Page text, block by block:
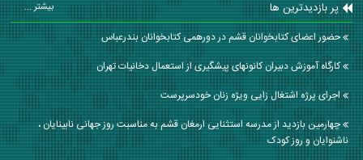
پر بازدیدترین ها بیشتر ...
حضور اعضای کتابخوانان قشم در دورهمی کتابخوانان بندرعباس
کارگاه آموزش دبیران کانونهای پیشگیری از استعمال دخانیات تهران
اجرای پرژه اشتغال زایی ویژه زنان خودسرپرست
چهارمین بازدید از مدرسه استثنایی ارمغان قشم به مناسبت روز جهانی نابینایان ،
ناشنوایان و روز کودک